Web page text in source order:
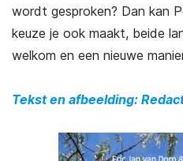
wordt gesproken? Dan kan
keuze je ook maakt, beide
welkom en een nieuwe
Tekst en afbeelding: